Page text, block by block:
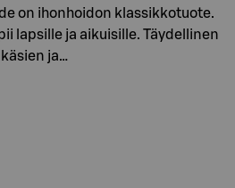
on ihonhoidon klassikkotuote.
lapsille ja aikuisille. Täydellinen
ja…